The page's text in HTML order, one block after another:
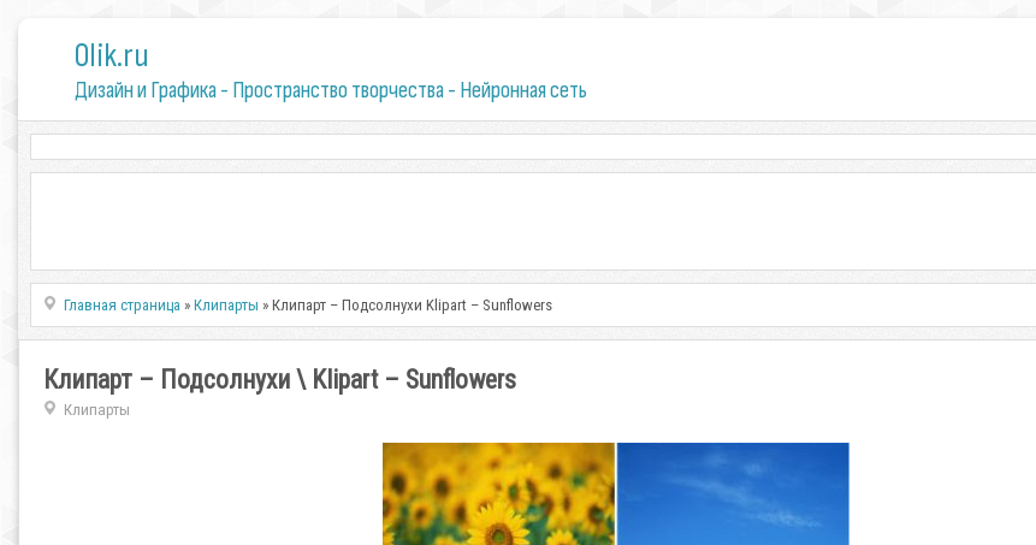
0lik.ru
Дизайн и Графика - Пространство творчества - Нейронная сеть
Главная страница »Клипарты » Клипарт – Подсолнухи Klipart – Sunflowers
Клипарт – Подсолнухи \ Klipart – Sunflowers
Клипарты